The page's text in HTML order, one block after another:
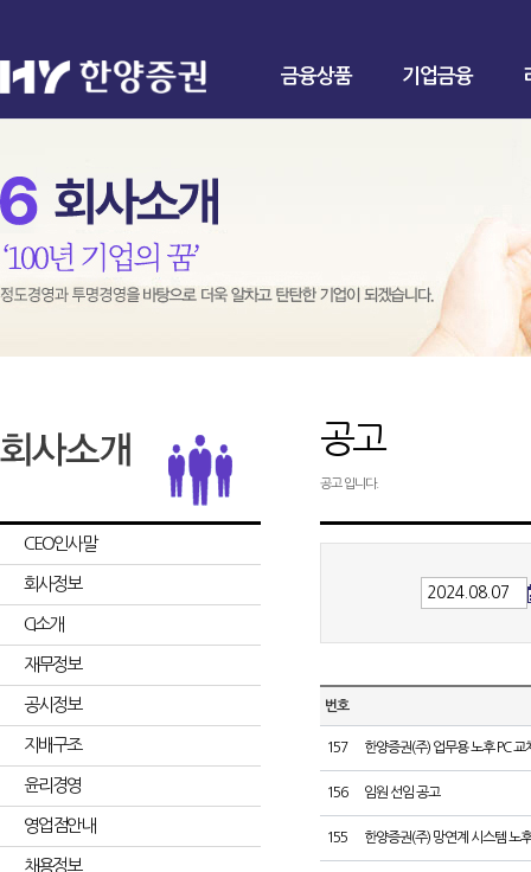
금융상품 기업금융
CEO인사말
회사정보
CI소개
재무정보
공시정보
지배구조
윤리경영
영업점안내
채용정보
공고
공고 입니다.
번호
157 한양증권(주) 업무용 노후 PC 교
156 임원 선임 공고
155 한양증권(주) 망연계 시스템 노